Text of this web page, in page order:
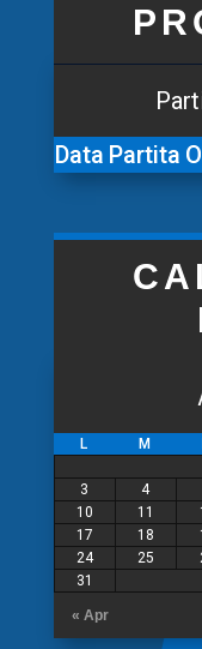
Data Partita
L M
« Apr
3
4
10
11
17
18
24
25
31